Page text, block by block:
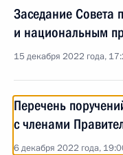
Заседание Совета
и национальным
15 декабря 2022 года,
Перечень
с членами
6 декабря 2022 года,